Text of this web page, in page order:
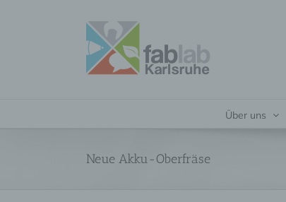
Über uns
Neue Akku-Oberfräse